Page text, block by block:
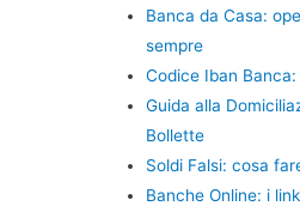
Banca da Casa:
sempre
Codice Iban
Guida alla
Bollette
Soldi Falsi: cosa
Banche Online: i